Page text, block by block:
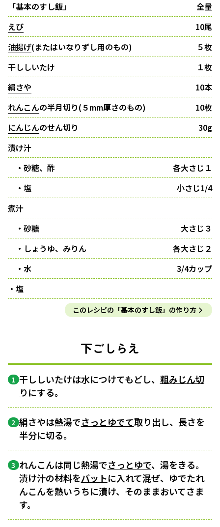
「基本のすし飯」
全量
えび
10尾
油揚げ(またはいなりずし用のもの)
５枚
干ししいたけ
１枚
絹さや
10本
れんこんの半月切り(５mm厚さのもの)
10枚
にんじんのせん切り
30g
漬け汁
・砂糖、酢
各大さじ１
・塩
小さじ1/4
煮汁
・砂糖
大さじ３
・しょうゆ、みりん
各大さじ２
・水
3/4カップ
・塩
このレシピの「基本のすし飯」の作り方
下ごしらえ
1 干ししいたけは水につけてもどし、 粗みじん切
りにする。
2 絹さやは熱湯でさっとゆでて取り出し、長さを
半分に切る。
3 れんこんは同じ熱湯でさっとゆで、湯をきる。
漬け汁の材料をバットに入れて混ぜ、ゆでたれ
んこんを熱いうちに漬け、そのままおいてさま
す。